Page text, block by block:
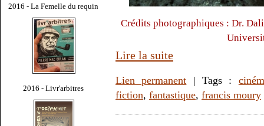
2016 - La Femelle du requin
2016 - Livr'arbitres
Crédits photographiques : Dr.
Lire la suite
Lien permanent | Tags :
fiction, fantastique, francis moury